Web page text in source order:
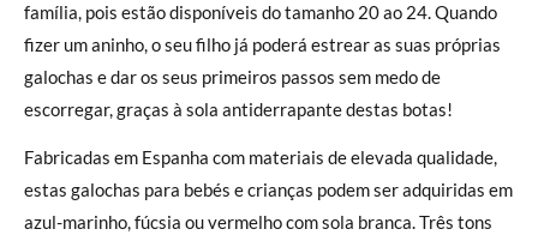
família, pois estão disponíveis do tamanho 20 ao 24. Quando
fizer um aninho, o seu filho já poderá estrear as suas próprias
galochas e dar os seus primeiros passos sem medo de
escorregar, graças à sola antiderrapante destas botas!
Fabricadas em Espanha com materiais de elevada qualidade,
estas galochas para bebés e crianças podem ser adquiridas em
azul-marinho, fúcsia ou vermelho com sola branca. Três tons